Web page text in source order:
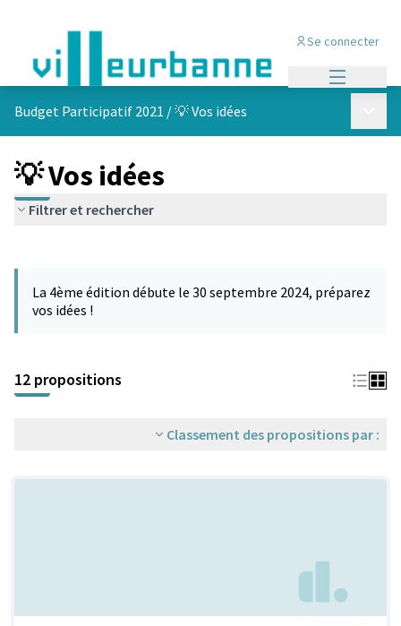
Se connecter
Budget Participatif 2021 /💡 Vos idées
💡 Vos idées
Filtrer et rechercher
La 4ème édition débute le 30 septembre 2024, préparez
vos idées !
12 propositions
Classement des propositions par :